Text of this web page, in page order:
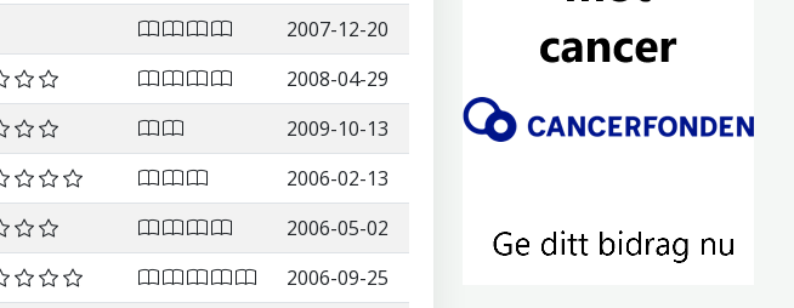
2007-12-20
2008-04-29
2009-10-13
2006-02-13
2006-05-02
2006-09-25